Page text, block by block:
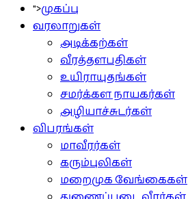
">முகப்பு
வரலாறுகள்
அடிக்கற்கள்
வீரத்தளபதிகள்
உயிராயுதங்கள்
சமர்க்கள நாயகர்கள்
அழியாச்சுடர்கள்
விபரங்கள்
மாவீரர்கள்
கரும்புலிகள்
மறைமுக வேங்கைகள்